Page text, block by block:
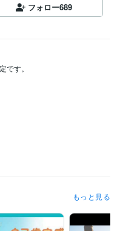
フォロー689
です。
もっと見る